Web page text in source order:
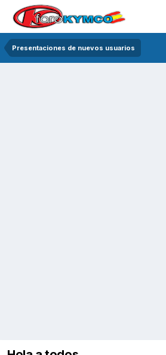
Presentaciones de nuevos usuarios